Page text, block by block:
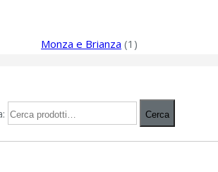
Monza e Brianza (1)
Cerca